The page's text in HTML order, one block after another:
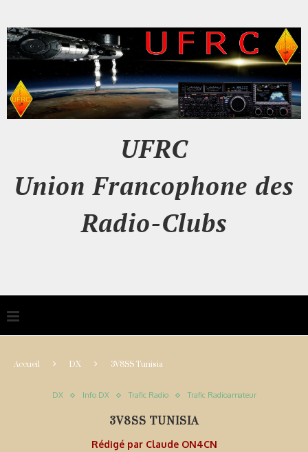
UFRC
Union Francophone des
Radio-Clubs
Accueil DX 3V8SS Tunisia
DX Info DX Trafic Radio Trafic Radioamateur
3V8SS TUNISIA
Rédigé par Claude ON4CN